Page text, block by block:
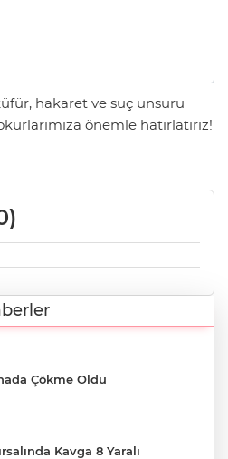
hakaret ve suç unsuru
önemle hatırlatırız!
)
Çökme Oldu
Kavga 8 Yaralı